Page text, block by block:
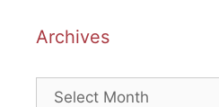
Archives
Archives